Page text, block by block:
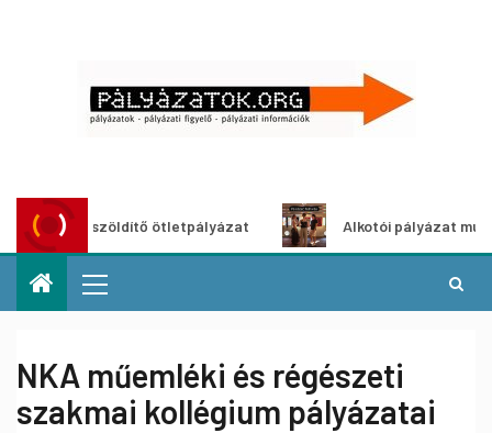
Városzöldítő ötletpályázat Alkotói pályázat
NKA műemléki és régészeti
szakmai kollégium pályázatai